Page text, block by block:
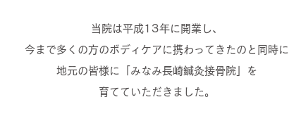
当院は平成13年に開業し、
今まで多くの方のボディケアに携わってきたのと同時に
地元の皆様に「みなみ長崎鍼灸接骨院」を
育てていただきました。